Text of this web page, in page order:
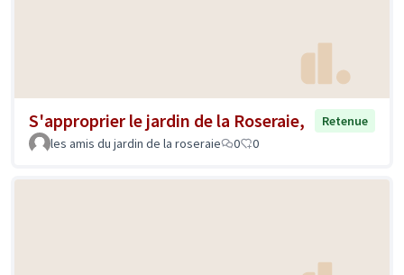
S'approprier le jardin de la Roseraie,
Retenue
les amis du jardin de la roseraie
0 0